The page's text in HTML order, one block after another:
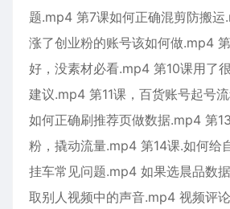
题.mp4 第7课如何正确混剪防搬
涨了创业粉的账号该如何做.mp4
好，没素材必看.mp4 第10课用了
建议.mp4 第11课，百货账号起号
如何正确刷推荐页做数据.mp4 第
粉，撬动流量.mp4 第14课.如何给
挂车常见问题.mp4 如果选晨品数
取别人视频中的声音.mp4 视频评